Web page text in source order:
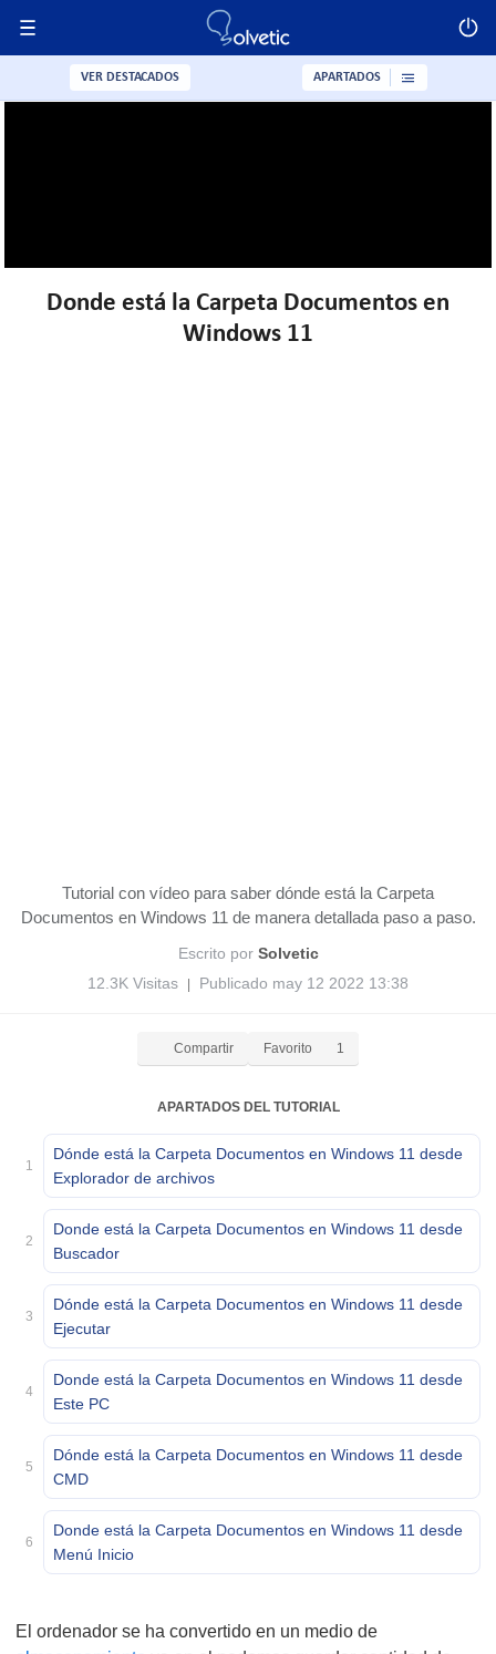
Donde está la Carpeta Documentos en
Windows 11
Tutorial con vídeo para saber dónde está la Carpeta
Documentos en Windows 11 de manera detallada paso a paso.
Escrito por Solvetic
12.3K Visitas
Publicado may 12 2022 13:38
Compartir Favorito 1
APARTADOS DEL TUTORIAL
1
Dónde está la Carpeta Documentos en Windows 11 desde
Explorador de archivos
2
Donde está la Carpeta Documentos en Windows 11 desde
Buscador
3
Dónde está la Carpeta Documentos en Windows 11 desde
Ejecutar
4
Donde está la Carpeta Documentos en Windows 11 desde
Este PC
5
Dónde está la Carpeta Documentos en Windows 11 desde
CMD
6
Donde está la Carpeta Documentos en Windows 11 desde
Menú Inicio
El ordenador se ha convertido en un medio de
VER DESTACADOS APARTADOS